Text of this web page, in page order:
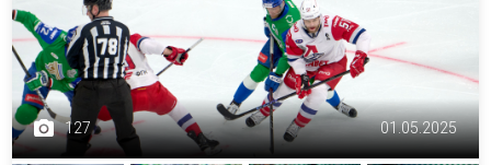
127 01.05.2025